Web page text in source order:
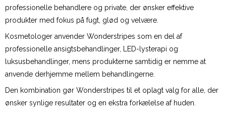
professionelle behandlere og private, der ønsker effektive
produkter med fokus på fugt, glød og velvære.
Kosmetologer anvender Wonderstripes som en del af
professionelle ansigtsbehandlinger, LED-lysterapi og
luksusbehandlinger, mens produkterne samtidig er nemme at
anvende derhjemme mellem behandlingerne.
Den kombination gør Wonderstripes til et oplagt valg for alle, der
ønsker synlige resultater og en ekstra forkælelse af huden.